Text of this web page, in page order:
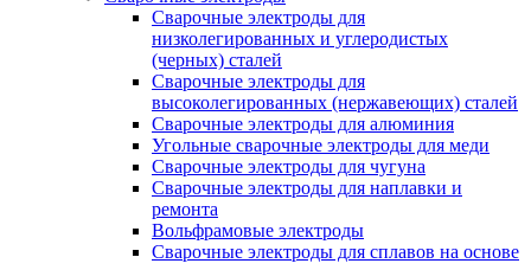
Сварочные электроды для
низколегированных и углеродистых
(черных) сталей
Сварочные электроды для
высоколегированных (нержавеющих) сталей
Сварочные электроды для алюминия
Угольные сварочные электроды для меди
Сварочные электроды для чугуна
Сварочные электроды для наплавки и
ремонта
Вольфрамовые электроды
Сварочные электроды для сплавов на основе